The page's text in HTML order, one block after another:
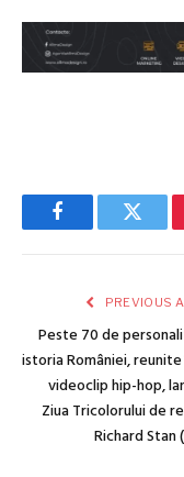
Facebook
PREVIOUS
Peste 70 de
istoria României,
videoclip hip-hop,
Ziua Tricolorului de
Richard Stan